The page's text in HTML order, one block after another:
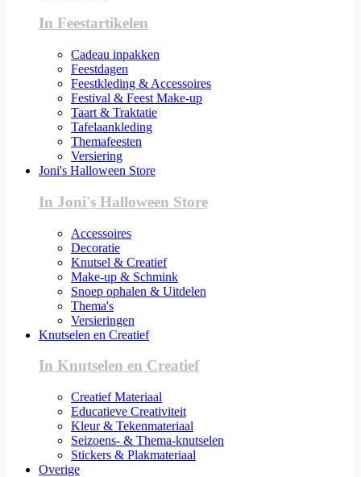
In Feestartikelen
Cadeau inpakken
Feestdagen
Feestkleding & Accessoires
Festival & Feest Make-up
Taart & Traktatie
Tafelaankleding
Themafeesten
Versiering
Joni's Halloween Store
In Joni's Halloween Store
Accessoires
Decoratie
Knutsel & Creatief
Make-up & Schmink
Snoep ophalen & Uitdelen
Thema's
Versieringen
Knutselen en Creatief
In Knutselen en Creatief
Creatief Materiaal
Educatieve Creativiteit
Kleur & Tekenmateriaal
Seizoens- & Thema-knutselen
Stickers & Plakmateriaal
Overige